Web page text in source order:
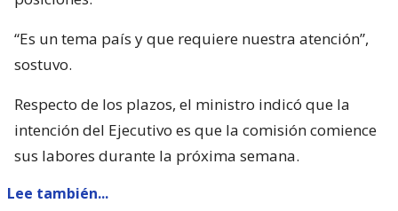
“Es un tema país y que requiere nuestra atención”,
sostuvo.
Respecto de los plazos, el ministro indicó que la
intención del Ejecutivo es que la comisión comience
sus labores durante la próxima semana.
Lee también...